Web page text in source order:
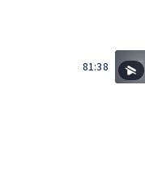
81:38